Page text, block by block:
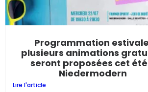
Programmation
plusieurs animations
seront proposées cet
Niedermodern
Lire l'article